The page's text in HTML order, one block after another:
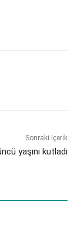
Sonraki İçerik
yaşını kutladı